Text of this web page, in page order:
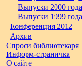
Выпуски 2000 года
Выпуски 1999 года
Конференция 2012
Архив
Спроси библиотекаря
Информ-страничка
О сайте